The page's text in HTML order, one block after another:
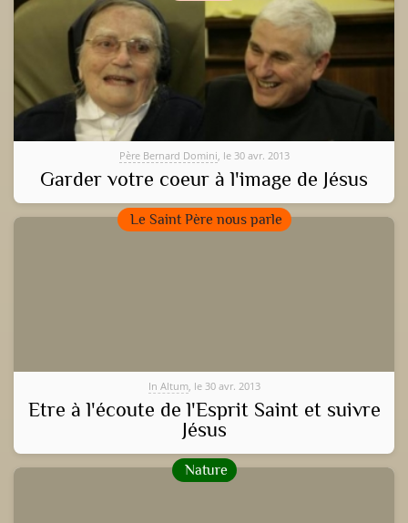
Père Bernard Domini, le 30 avr. 2013
Garder votre coeur à l'image de Jésus
Le Saint Père nous parle
In Altum, le 30 avr. 2013
Etre à l'écoute de l'Esprit Saint et suivre
Jésus
Nature